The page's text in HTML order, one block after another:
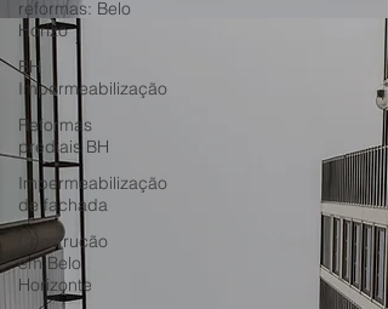
reformas: Belo
Horizo
BH
Impermeabilização
Reformas
prediais BH
Impermeabilização
de fachada
Construção
em Belo
Horizonte